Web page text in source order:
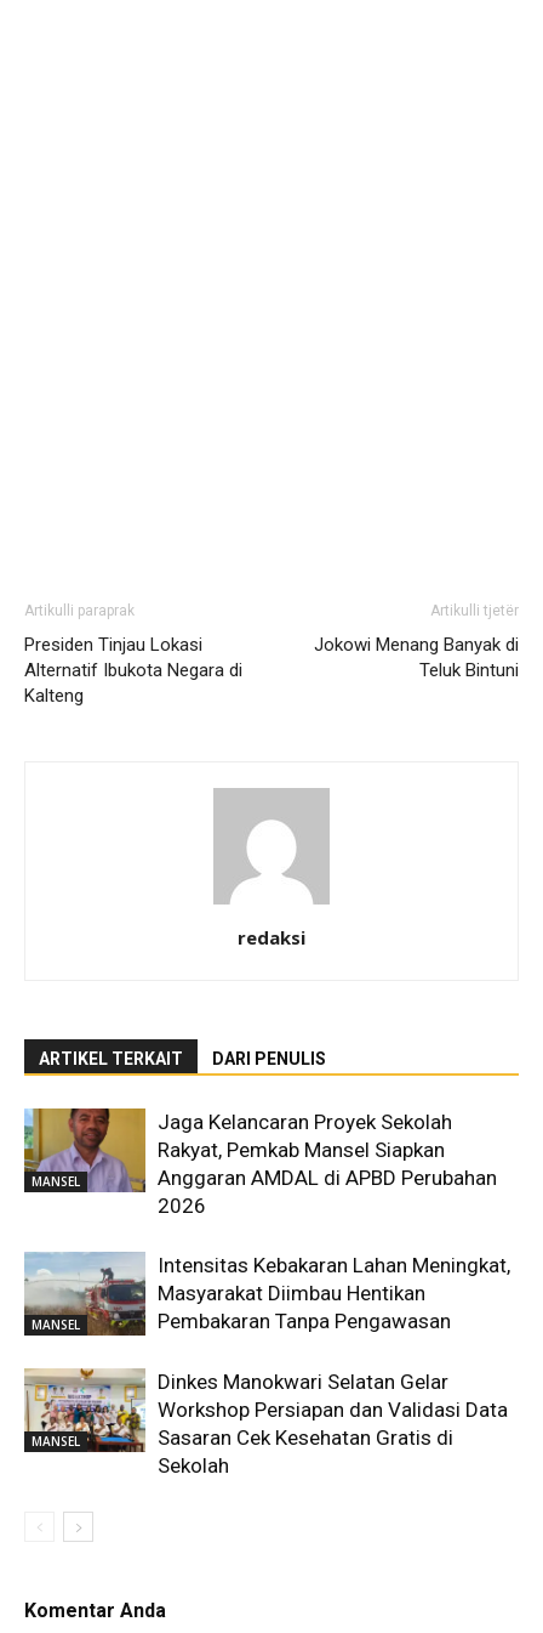
Artikulli paraprak
Presiden Tinjau Lokasi
Alternatif Ibukota Negara di
Kalteng
Artikulli tjetër
Jokowi Menang Banyak di
Teluk Bintuni
redaksi
ARTIKEL TERKAIT DARI PENULIS
MANSEL
Jaga Kelancaran Proyek Sekolah
Rakyat, Pemkab Mansel Siapkan
Anggaran AMDAL di APBD Perubahan
2026
MANSEL
Intensitas Kebakaran Lahan Meningkat,
Masyarakat Diimbau Hentikan
Pembakaran Tanpa Pengawasan
MANSEL
Dinkes Manokwari Selatan Gelar
Workshop Persiapan dan Validasi Data
Sasaran Cek Kesehatan Gratis di
Sekolah
Komentar Anda